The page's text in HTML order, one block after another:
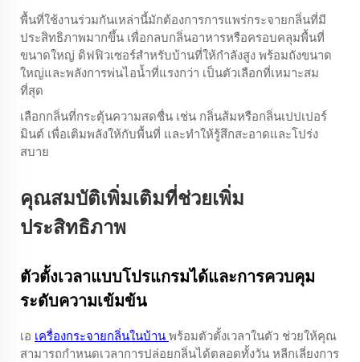
พื้นที่ใช้งานร่วมกันเหล่านี้มักต้องการการแพร่กระจายกลิ่นที่มี
ประสิทธิภาพมากขึ้น เพื่อกลบกลิ่นอาหารหรือครอบคลุมพื้นที่
ขนาดใหญ่ ดิฟฟิวเซอร์สำหรับบ้านที่ให้กำลังสูง พร้อมถังขนาด
ใหญ่และพลังการพ่นไอน้ำที่แรงกว่า เป็นตัวเลือกที่เหมาะสม
ที่สุด
เลือกกลิ่นที่กระตุ้นความสดชื่น เช่น กลิ่นส้มหรือกลิ่นเปปเปอร์
มินต์ เพื่อเติมพลังให้กับพื้นที่ และทำให้รู้สึกสะอาดและโปร่ง
สบาย
คุณสมบัติเพิ่มเติมที่ช่วยเพิ่ม
ประสิทธิภาพ
ตัวตั้งเวลาแบบโปรแกรมได้และการควบคุม
ระดับความเข้มข้น
เอ เครื่องกระจายกลิ่นในบ้าน พร้อมตัวตั้งเวลาในตัว ช่วยให้คุณ
สามารถกำหนดเวลาการปล่อยกลิ่นได้ตลอดทั้งวัน หลีกเลี่ยงการ